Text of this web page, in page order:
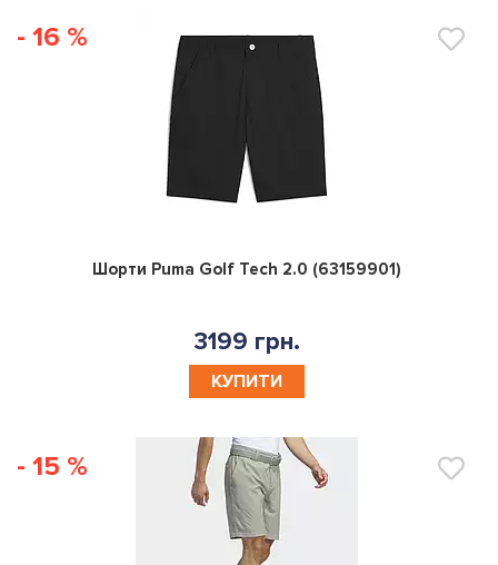
- 16 %
0
Шорти Puma Golf Tech 2.0 (63159901)
3199 грн.
КУПИТИ
- 15 %